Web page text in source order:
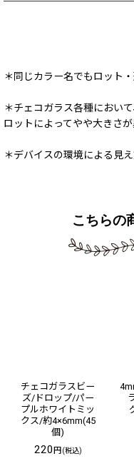
＊同じカラー名でもロット
＊チェコガラス各種におい
ロットによってやや大きさ
＊デバイスの環境による見
こちらの
チェコガラスビー
ズ/ドロップ/パー
プルホワイトミッ
クス/約4×6mm(45
個)
220円(税込)